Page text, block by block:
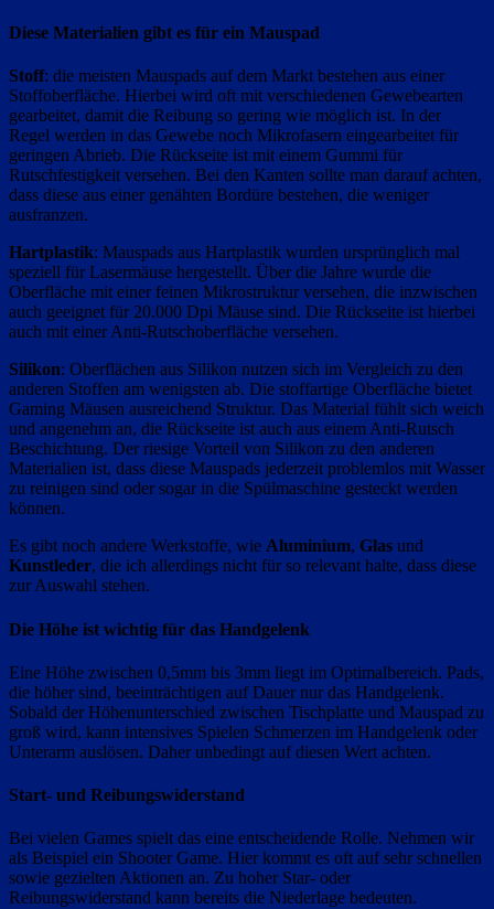
Diese Materialien gibt es für ein Mauspad
Stoff: die meisten Mauspads auf dem Markt bestehen aus einer
Stoffoberfläche. Hierbei wird oft mit verschiedenen Gewebearten
gearbeitet, damit die Reibung so gering wie möglich ist. In der
Regel werden in das Gewebe noch Mikrofasern eingearbeitet für
geringen Abrieb. Die Rückseite ist mit einem Gummi für
Rutschfestigkeit versehen. Bei den Kanten sollte man darauf achten,
dass diese aus einer genähten Bordüre bestehen, die weniger
ausfranzen.
Hartplastik: Mauspads aus Hartplastik wurden ursprünglich mal
speziell für Lasermäuse hergestellt. Über die Jahre wurde die
Oberfläche mit einer feinen Mikrostruktur versehen, die inzwischen
auch geeignet für 20.000 Dpi Mäuse sind. Die Rückseite ist hierbei
auch mit einer Anti-Rutschoberfläche versehen.
Silikon: Oberflächen aus Silikon nutzen sich im Vergleich zu den
anderen Stoffen am wenigsten ab. Die stoffartige Oberfläche bietet
Gaming Mäusen ausreichend Struktur. Das Material fühlt sich weich
und angenehm an, die Rückseite ist auch aus einem Anti-Rutsch
Beschichtung. Der riesige Vorteil von Silikon zu den anderen
Materialien ist, dass diese Mauspads jederzeit problemlos mit Wasser
zu reinigen sind oder sogar in die Spülmaschine gesteckt werden
können.
Es gibt noch andere Werkstoffe, wie Aluminium, Glas und
Kunstleder, die ich allerdings nicht für so relevant halte, dass diese
zur Auswahl stehen.
Die Höhe ist wichtig für das Handgelenk
Eine Höhe zwischen 0,5mm bis 3mm liegt im Optimalbereich. Pads,
die höher sind, beeinträchtigen auf Dauer nur das Handgelenk.
Sobald der Höhenunterschied zwischen Tischplatte und Mauspad zu
groß wird, kann intensives Spielen Schmerzen im Handgelenk oder
Unterarm auslösen. Daher unbedingt auf diesen Wert achten.
Start- und Reibungswiderstand
Bei vielen Games spielt das eine entscheidende Rolle. Nehmen wir
als Beispiel ein Shooter Game. Hier kommt es oft auf sehr schnellen
sowie gezielten Aktionen an. Zu hoher Star- oder
Reibungswiderstand kann bereits die Niederlage bedeuten.